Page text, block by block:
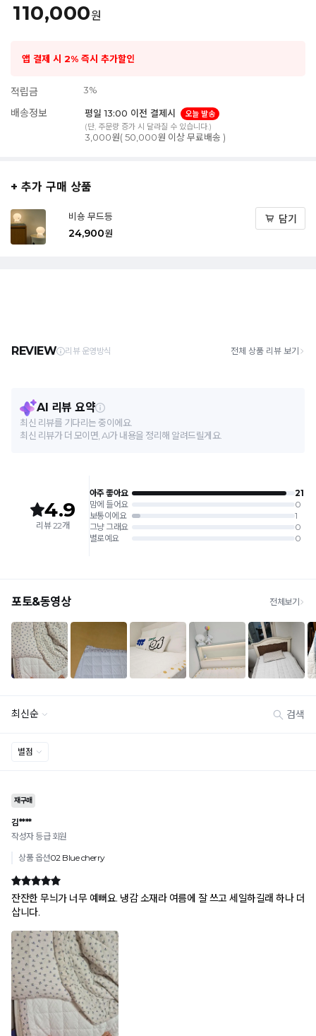
110,000원
앱 결제 시 2% 즉시 추가할인
적립금 3%
배송정보 평일 13:00 이전 결제시
오늘 발송
(단, 주문량 증가 시 달라질 수 있습니다.)
3,000원( 50,000원 이상 무료배송 )
+ 추가 구매 상품
비숑 무드등
24,900원
담기